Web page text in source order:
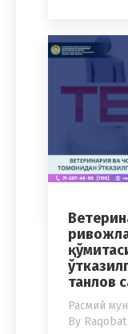
танлов
Расмий
By